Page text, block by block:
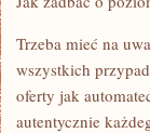
SWOJĄ
FIRMĘ?
Trzeba mieć na
wszystkich
oferty jak
autentycznie